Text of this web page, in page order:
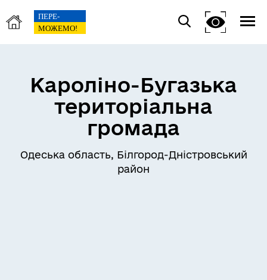
Кароліно-Бугазька
територіальна
громада
Одеська область, Білгород-Дністровський
район